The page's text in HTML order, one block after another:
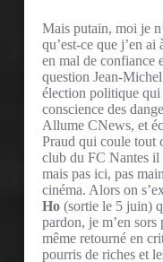
Mais putain, moi je
qu’est-ce que j’en
en mal de confiance
question Jean-
élection politique
conscience des
Allume CNews, et
Praud qui coule tout
club du FC Nantes il
mais pas ici, pas
cinéma. Alors on
Ho (sortie le 5 juin)
pardon, je m’en
même retourné en
pourris de riches et